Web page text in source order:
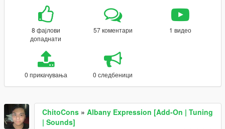
8 фајлови
допаднати
57 коментари 1 видео
0 прикачувања 0 следбеници
ChitoCons » Albany Expression [Add-On | Tuning
| Sounds]